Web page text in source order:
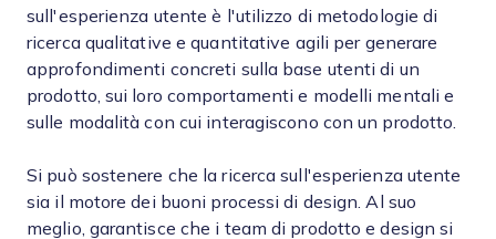
sull'esperienza utente è l'utilizzo di metodologie di
ricerca qualitative e quantitative agili per generare
approfondimenti concreti sulla base utenti di un
prodotto, sui loro comportamenti e modelli mentali e
sulle modalità con cui interagiscono con un prodotto.
Si può sostenere che la ricerca sull'esperienza utente
sia il motore dei buoni processi di design. Al suo
meglio, garantisce che i team di prodotto e design si